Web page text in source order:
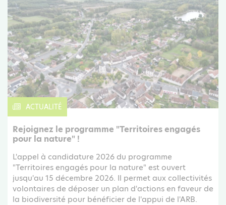
ACTUALITÉ
Rejoignez le programme "Territoires engagés
pour la nature" !
L'appel à candidature 2026 du programme
"Territoires engagés pour la nature" est ouvert
jusqu'au 15 décembre 2026. Il permet aux collectivités
volontaires de déposer un plan d'actions en faveur de
la biodiversité pour bénéficier de l'appui de l'ARB.